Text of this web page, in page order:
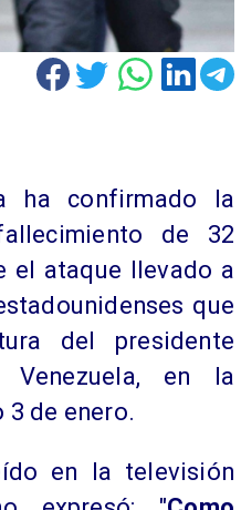
ha confirmado la
de 32
el ataque llevado a
que
del presidente
Venezuela, en la
3 de enero.
en la televisión